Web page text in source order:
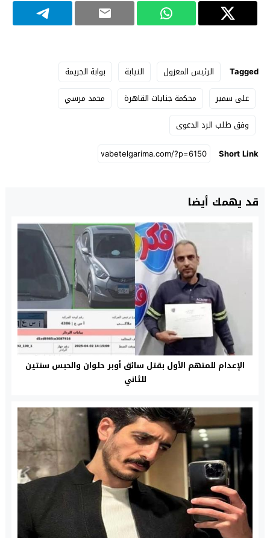
Tagged الرئيس المعزول النيابة
بوابة الجريمة
على سمير
محكمة جنايات القاهرة
محمد مرسي
وفق طلب الرد الدعوى
Short Link
قد يهمك أيضا
الإعدام للمتهم الأول بقتل سائق أوبر حلوان والحبس سنتين
للثاني